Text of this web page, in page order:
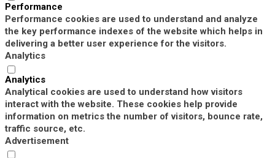
Performance
Performance cookies are used to understand and analyze
the key performance indexes of the website which helps in
delivering a better user experience for the visitors.
Analytics
Analytics
Analytical cookies are used to understand how visitors
interact with the website. These cookies help provide
information on metrics the number of visitors, bounce rate,
traffic source, etc.
Advertisement